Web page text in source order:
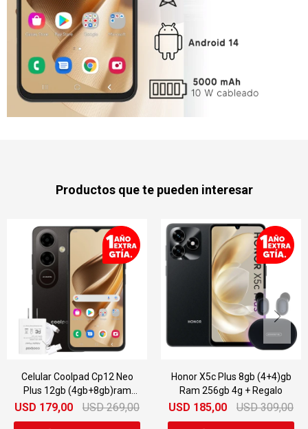
Productos que te pueden interesar
Neo
269,00
Honor X5c Plus 8gb (4+4)gb
Ram 256gb 4g + Regalo
USD 185,00 USD 309,00
Motorola G06 4/
USD 185,00